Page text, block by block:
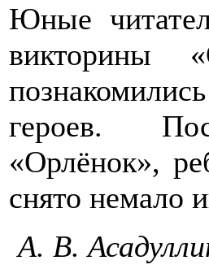
Юные
викторины
героев.
«Орлёнок»,
снято немало
А. В.